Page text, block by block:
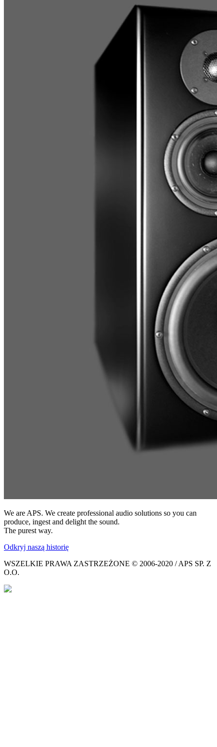
We are APS. We create professional audio solutions so you can
produce, ingest and delight the sound.
The purest way.
Odkryj naszą historię
WSZELKIE PRAWA ZASTRZEŻONE © 2006-2020 / APS SP. Z
O.O.